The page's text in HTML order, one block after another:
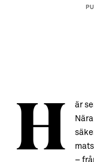
Barn &
H
är
–